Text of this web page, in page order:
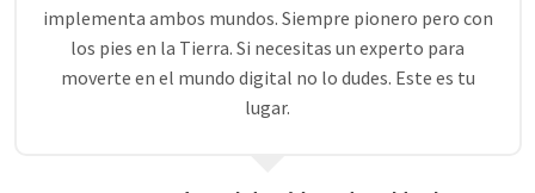
implementa ambos mundos. Siempre pionero pero con
los pies en la Tierra. Si necesitas un experto para
moverte en el mundo digital no lo dudes. Este es tu
lugar.